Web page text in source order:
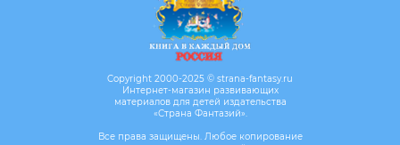
Copyright 2000-2025 © strana-fantasy.ru
Интернет-магазин развивающих
материалов для детей издательства
«Страна Фантазий».
Все права защищены. Любое копирование